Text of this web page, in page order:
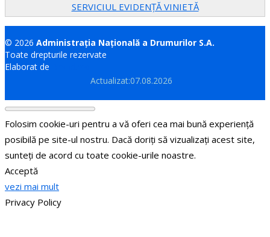
SERVICIUL EVIDENȚĂ VINIETĂ
© 2026 Administrația Națională a Drumurilor S.A.
Toate drepturile rezervate
Elaborat de
Actualizat:07.08.2026
Folosim cookie-uri pentru a vă oferi cea mai bună experiență
posibilă pe site-ul nostru. Dacă doriți să vizualizați acest site,
sunteți de acord cu toate cookie-urile noastre.
Acceptă
vezi mai mult
Privacy Policy